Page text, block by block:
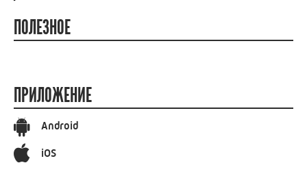
ПОЛЕЗНОЕ
ПРИЛОЖЕНИЕ
Android
iOS